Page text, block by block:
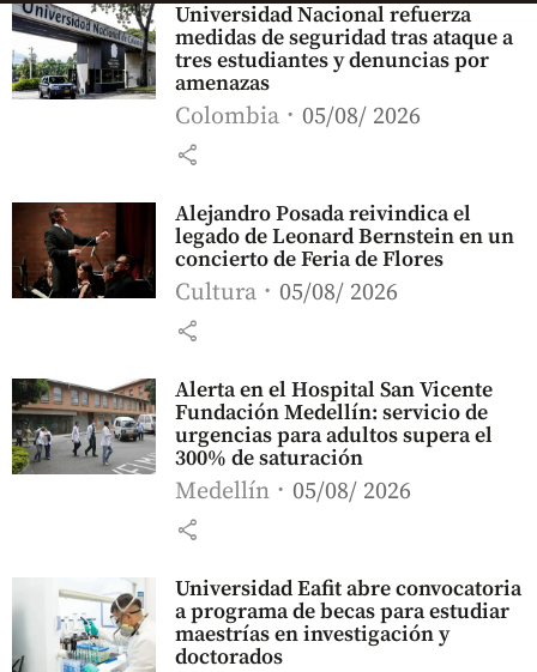
Universidad Nacional refuerza
medidas de seguridad tras ataque a
tres estudiantes y denuncias por
amenazas
Colombia 05/08/ 2026
share
Alejandro Posada reivindica el
legado de Leonard Bernstein en un
concierto de Feria de Flores
Cultura 05/08/ 2026
share
Alerta en el Hospital San Vicente
Fundación Medellín: servicio de
urgencias para adultos supera el
300% de saturación
Medellín 05/08/ 2026
share
Universidad Eafit abre convocatoria
a programa de becas para estudiar
maestrías en investigación y
doctorados